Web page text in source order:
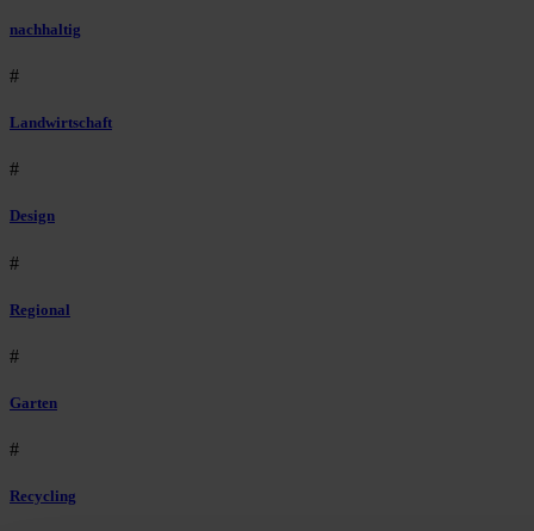
nachhaltig
#
Landwirtschaft
#
Design
#
Regional
#
Garten
#
Recycling